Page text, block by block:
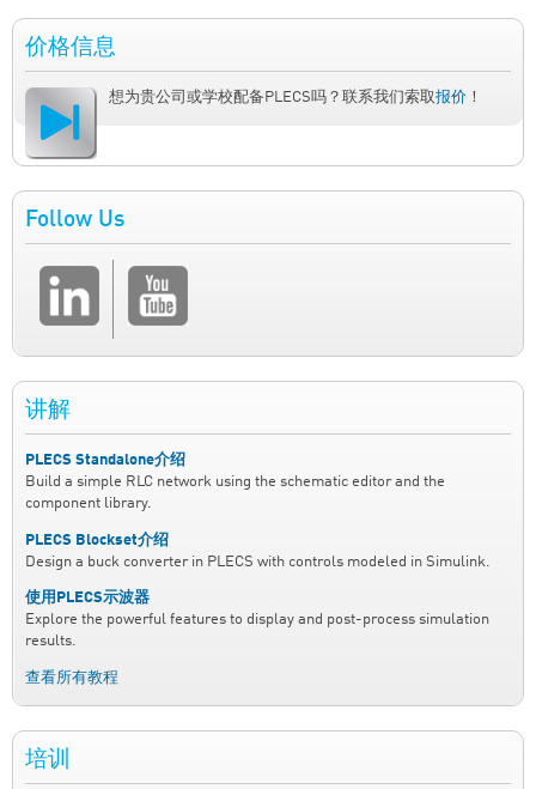
价格信息
想为贵公司或学校配备PLECS吗？联系我们索取报价 ！
Follow Us
讲解
PLECS Standalone介绍
Build a simple RLC network using the schematic editor and the
component library.
PLECS Blockset介绍
Design a buck converter in PLECS with controls modeled in Simulink.
使用PLECS示波器
Explore the powerful features to display and post-process simulation
results.
查看所有教程
培训